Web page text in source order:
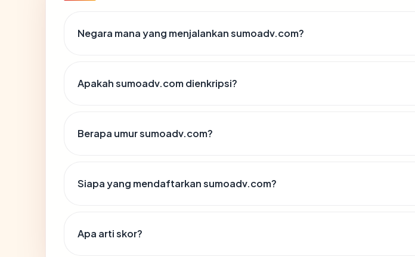
Negara mana yang menjalankan sumoadv.com?
Apakah sumoadv.com dienkripsi?
Berapa umur sumoadv.com?
Siapa yang mendaftarkan sumoadv.com?
Apa arti skor?